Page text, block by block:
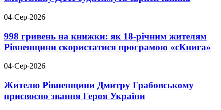
04-Сер-2026
998 гривень на книжки: як 18-річним жителям
Рівненщини скористатися програмою «єКнига»
04-Сер-2026
Жителю Рівненщини Дмитру Грабовському
присвоєно звання Героя України